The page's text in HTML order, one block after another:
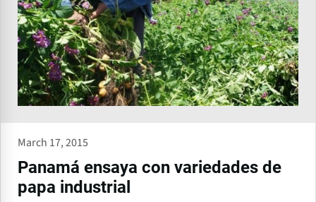
March 17, 2015
Panamá ensaya con variedades de
papa industrial